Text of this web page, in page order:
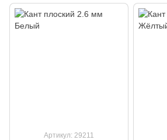
Артикул: 29211